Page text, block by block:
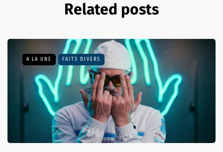
Related posts
A LA UNE FAITS DIVERS